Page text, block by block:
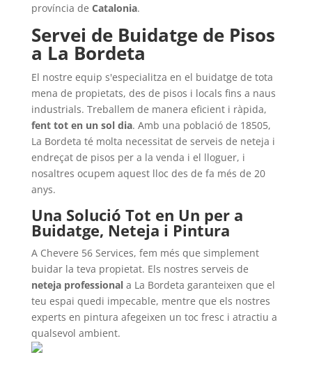
província de Catalonia.
Servei de Buidatge de Pisos
a La Bordeta
El nostre equip s'especialitza en el buidatge de tota
mena de propietats, des de pisos i locals fins a naus
industrials. Treballem de manera eficient i ràpida,
fent tot en un sol dia. Amb una població de 18505,
La Bordeta té molta necessitat de serveis de neteja i
endreçat de pisos per a la venda i el lloguer, i
nosaltres ocupem aquest lloc des de fa més de 20
anys.
Una Solució Tot en Un per a
Buidatge, Neteja i Pintura
A Chevere 56 Services, fem més que simplement
buidar la teva propietat. Els nostres serveis de
neteja professionala La Bordeta garanteixen que el
teu espai quedi impecable, mentre que els nostres
experts en pintura afegeixen un toc fresc i atractiu a
qualsevol ambient.